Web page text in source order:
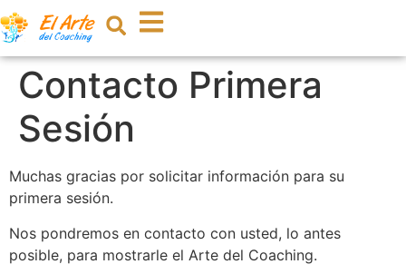
Contacto Primera
Sesión
Muchas gracias por solicitar información para su
primera sesión.
Nos pondremos en contacto con usted, lo antes
posible, para mostrarle el Arte del Coaching.